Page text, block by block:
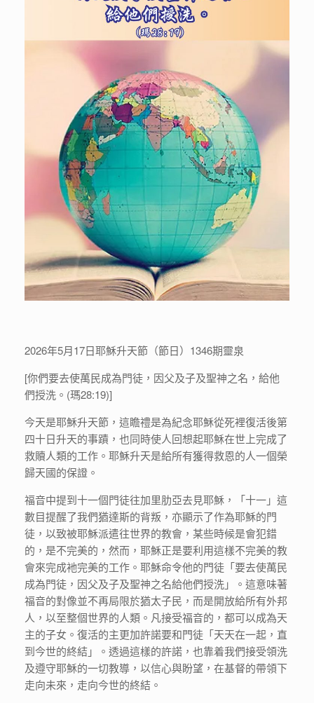
2026年5月17日耶穌升天節（節日）1346期靈泉
[你們要去使萬民成為門徒，因父及子及聖神之名，給他
們授洗。(瑪28:19)]
今天是耶穌升天節，這瞻禮是為紀念耶穌從死裡復活後第
四十日升天的事蹟，也同時使人回想起耶穌在世上完成了
救贖人類的工作。耶穌升天是給所有獲得救恩的人一個榮
歸天國的保證。
福音中提到十一個門徒往加里肋亞去見耶穌，「十一」這
數目提醒了我們猶達斯的背叛，亦顯示了作為耶穌的門
徒，以致被耶穌派遣往世界的教會，某些時候是會犯錯
的，是不完美的，然而，耶穌正是要利用這樣不完美的教
會來完成衪完美的工作。耶穌命令他的門徒「要去使萬民
成為門徒，因父及子及聖神之名給他們授洗」。這意味著
福音的對像並不再局限於猶太子民，而是開放給所有外邦
人，以至整個世界的人類。凡接受福音的，都可以成為天
主的子女。復活的主更加許諾要和門徒「天天在一起，直
到今世的終結」。透過這樣的許諾，也靠着我們接受領洗
及遵守耶穌的一切教導，以信心與盼望，在基督的帶領下
走向未來，走向今世的終結。